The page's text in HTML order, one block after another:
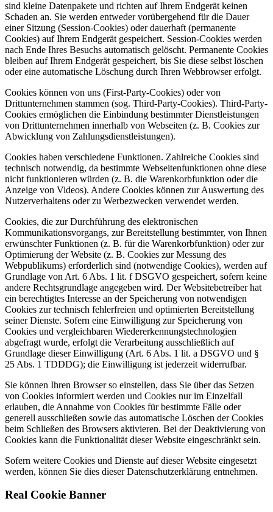
sind kleine Datenpakete und richten auf Ihrem Endgerät keinen
Schaden an. Sie werden entweder vorübergehend für die Dauer
einer Sitzung (Session-Cookies) oder dauerhaft (permanente
Cookies) auf Ihrem Endgerät gespeichert. Session-Cookies werden
nach Ende Ihres Besuchs automatisch gelöscht. Permanente Cookies
bleiben auf Ihrem Endgerät gespeichert, bis Sie diese selbst löschen
oder eine automatische Löschung durch Ihren Webbrowser erfolgt.
Cookies können von uns (First-Party-Cookies) oder von
Drittunternehmen stammen (sog. Third-Party-Cookies). Third-Party-
Cookies ermöglichen die Einbindung bestimmter Dienstleistungen
von Drittunternehmen innerhalb von Webseiten (z. B. Cookies zur
Abwicklung von Zahlungsdienstleistungen).
Cookies haben verschiedene Funktionen. Zahlreiche Cookies sind
technisch notwendig, da bestimmte Webseitenfunktionen ohne diese
nicht funktionieren würden (z. B. die Warenkorbfunktion oder die
Anzeige von Videos). Andere Cookies können zur Auswertung des
Nutzerverhaltens oder zu Werbezwecken verwendet werden.
Cookies, die zur Durchführung des elektronischen
Kommunikationsvorgangs, zur Bereitstellung bestimmter, von Ihnen
erwünschter Funktionen (z. B. für die Warenkorbfunktion) oder zur
Optimierung der Website (z. B. Cookies zur Messung des
Webpublikums) erforderlich sind (notwendige Cookies), werden auf
Grundlage von Art. 6 Abs. 1 lit. f DSGVO gespeichert, sofern keine
andere Rechtsgrundlage angegeben wird. Der Websitebetreiber hat
ein berechtigtes Interesse an der Speicherung von notwendigen
Cookies zur technisch fehlerfreien und optimierten Bereitstellung
seiner Dienste. Sofern eine Einwilligung zur Speicherung von
Cookies und vergleichbaren Wiedererkennungstechnologien
abgefragt wurde, erfolgt die Verarbeitung ausschließlich auf
Grundlage dieser Einwilligung (Art. 6 Abs. 1 lit. a DSGVO und §
25 Abs. 1 TDDDG); die Einwilligung ist jederzeit widerrufbar.
Sie können Ihren Browser so einstellen, dass Sie über das Setzen
von Cookies informiert werden und Cookies nur im Einzelfall
erlauben, die Annahme von Cookies für bestimmte Fälle oder
generell ausschließen sowie das automatische Löschen der Cookies
beim Schließen des Browsers aktivieren. Bei der Deaktivierung von
Cookies kann die Funktionalität dieser Website eingeschränkt sein.
Sofern weitere Cookies und Dienste auf dieser Website eingesetzt
werden, können Sie dies dieser Datenschutzerklärung entnehmen.
Real Cookie Banner